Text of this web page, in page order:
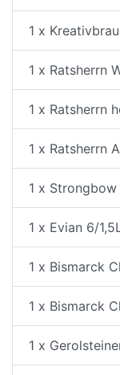
1 x
1 x Ratsherrn
1 x Ratsherrn
1 x Ratsherrn
1 x
1 x Evian 6/
1 x Bismarck
1 x Bismarck
1 x